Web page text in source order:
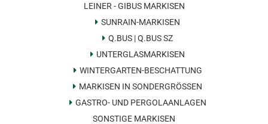
LEINER - GIBUS MARKISEN
SUNRAIN-MARKISEN
Q.BUS | Q.BUS SZ
UNTERGLASMARKISEN
WINTERGARTEN-BESCHATTUNG
MARKISEN IN SONDERGRÖSSEN
GASTRO- UND PERGOLAANLAGEN
SONSTIGE MARKISEN